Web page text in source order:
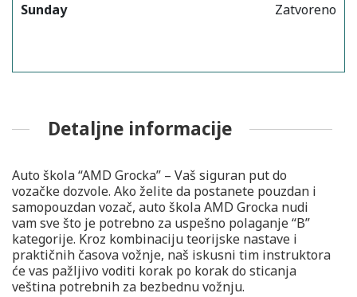
Sunday
Zatvoreno
Detaljne informacije
Auto škola “AMD Grocka” – Vaš siguran put do
vozačke dozvole. Ako želite da postanete pouzdan i
samopouzdan vozač, auto škola AMD Grocka nudi
vam sve što je potrebno za uspešno polaganje “B”
kategorije. Kroz kombinaciju teorijske nastave i
praktičnih časova vožnje, naš iskusni tim instruktora
će vas pažljivo voditi korak po korak do sticanja
veština potrebnih za bezbednu vožnju.